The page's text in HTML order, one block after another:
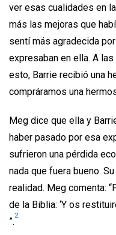
ver esas cualidades en
más las mejoras que
sentí más agradecida
expresaban en ella. A
esto, Barrie recibió una
compráramos una
Meg dice que ella y
haber pasado por esa
sufrieron una pérdida
nada que fuera bueno.
realidad. Meg comenta:
de la Biblia: ‘Y os
”.
2